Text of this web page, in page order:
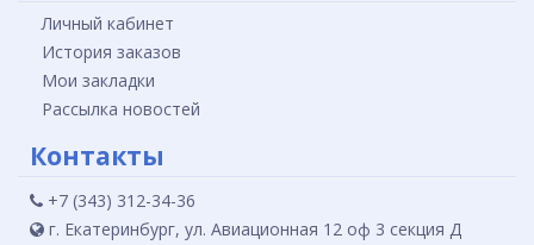
Личный кабинет
История заказов
Мои закладки
Рассылка новостей
Контакты
+7 (343) 312-34-36
г. Екатеринбург, ул. Авиационная 12 оф 3 секция Д